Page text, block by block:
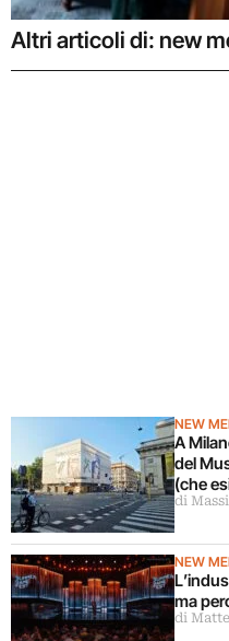
Altri articoli di: new
NEW
A
del
(che
di
NEW
ma
di